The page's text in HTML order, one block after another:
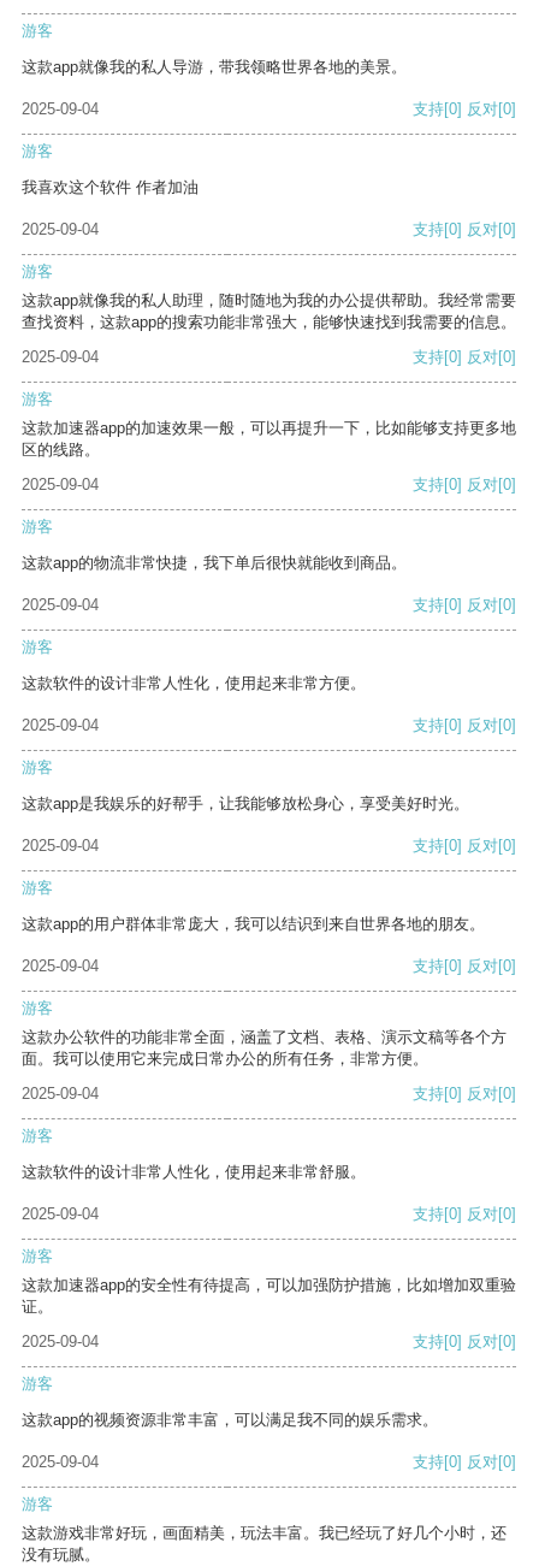
游客
这款app就像我的私人导游，带我领略世界各地的美景。
2025-09-04 支持[0] 反对[0]
游客
我喜欢这个软件 作者加油
2025-09-04 支持[0] 反对[0]
游客
这款app就像我的私人助理，随时随地为我的办公提供帮助。我经常需要
查找资料，这款app的搜索功能非常强大，能够快速找到我需要的信息。
2025-09-04
支持[0] 反对[0]
游客
这款加速器app的加速效果一般，可以再提升一下，比如能够支持更多地
区的线路。
2025-09-04
支持[0] 反对[0]
游客
这款app的物流非常快捷，我下单后很快就能收到商品。
2025-09-04 支持[0] 反对[0]
游客
这款软件的设计非常人性化，使用起来非常方便。
2025-09-04 支持[0] 反对[0]
游客
这款app是我娱乐的好帮手，让我能够放松身心，享受美好时光。
2025-09-04 支持[0] 反对[0]
游客
这款app的用户群体非常庞大，我可以结识到来自世界各地的朋友。
2025-09-04 支持[0] 反对[0]
游客
这款办公软件的功能非常全面，涵盖了文档、表格、演示文稿等各个方
面。我可以使用它来完成日常办公的所有任务，非常方便。
2025-09-04
支持[0] 反对[0]
游客
这款软件的设计非常人性化，使用起来非常舒服。
2025-09-04 支持[0] 反对[0]
游客
这款加速器app的安全性有待提高，可以加强防护措施，比如增加双重验
证。
2025-09-04
支持[0] 反对[0]
游客
这款app的视频资源非常丰富，可以满足我不同的娱乐需求。
2025-09-04 支持[0] 反对[0]
游客
这款游戏非常好玩，画面精美，玩法丰富。我已经玩了好几个小时，还
没有玩腻。